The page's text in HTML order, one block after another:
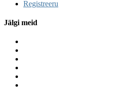
Registreeru
Jälgi meid